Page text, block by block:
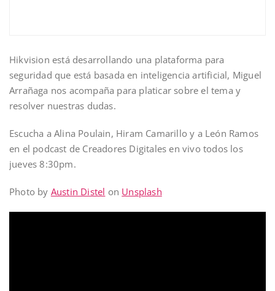
Hikvision está desarrollando una plataforma para
seguridad que está basada en inteligencia artificial, Miguel
Arrañaga nos acompaña para platicar sobre el tema y
resolver nuestras dudas.
Escucha a Alina Poulain, Hiram Camarillo y a León Ramos
en el podcast de Creadores Digitales en vivo todos los
jueves 8:30pm.
Photo by Austin Distel on Unsplash